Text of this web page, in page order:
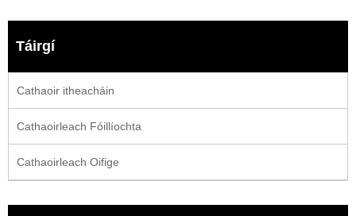
Táirgí
Cathaoir itheacháin
Cathaoirleach Fóillíochta
Cathaoirleach Oifige